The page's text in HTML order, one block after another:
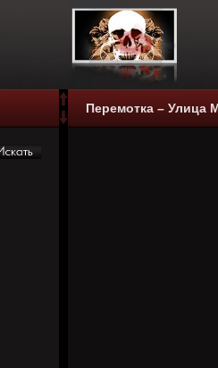
Перемотка – Улица